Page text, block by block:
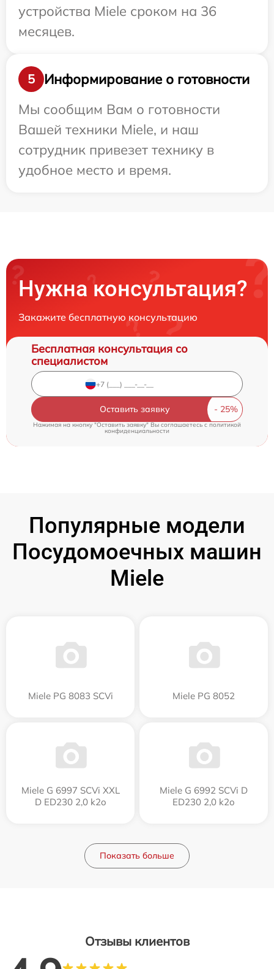
устройства Miele сроком на 36
месяцев.
5
Информирование о готовности
Мы сообщим Вам о готовности
Вашей техники Miele, и наш
сотрудник привезет технику в
удобное место и время.
Нужна консультация?
Закажите бесплатную консультацию
Бесплатная консультация со
специалистом
Оставить заявку
Нажимая на кнопку "Оставить заявку" Вы соглашаетесь cполитикой
конфиденциальности
Популярные модели
Посудомоечных машин
Miele
Miele PG 8083 SCVi Miele PG 8052
Miele G 6997 SCVi XXL
D ED230 2,0 k2o
Miele G 6992 SCVi D
ED230 2,0 k2o
Показать больше
Отзывы клиентов